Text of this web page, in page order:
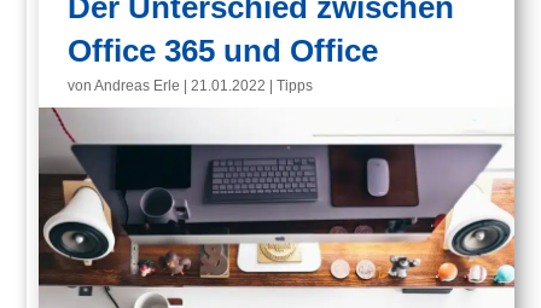
Der Unterschied zwischen
Office 365 und Office
vonAndreas Erle |21.01.2022 |Tipps